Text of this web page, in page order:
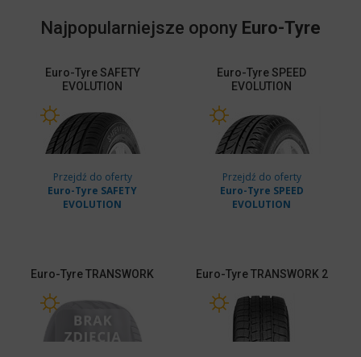
Najpopularniejsze opony Euro-Tyre
Euro-TyreSAFETY
EVOLUTION
Przejdź do oferty
Euro-Tyre SAFETY
EVOLUTION
Euro-Tyre SPEED
EVOLUTION
Przejdź do oferty
Euro-Tyre SPEED
EVOLUTION
Euro-TyreTRANSWORK Euro-TyreTRANSWORK 2